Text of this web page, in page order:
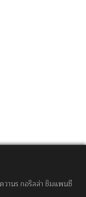
วานร กอริลล่า ชิมแพนซี